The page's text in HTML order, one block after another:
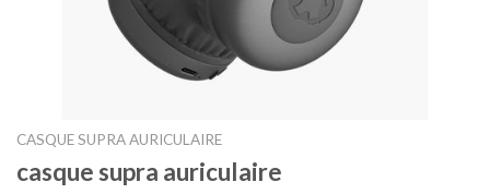
CASQUE SUPRA AURICULAIRE
casque supra auriculaire